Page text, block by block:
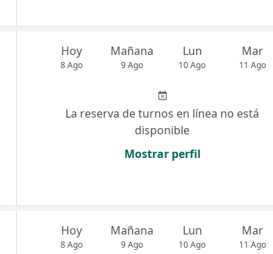
Hoy
8 Ago
Mañana
9 Ago
Lun
10 Ago
Mar
11 Ago
La reserva de turnos en línea no está
disponible
Mostrar perfil
Hoy
8 Ago
Mañana
9 Ago
Lun
10 Ago
Mar
11 Ago